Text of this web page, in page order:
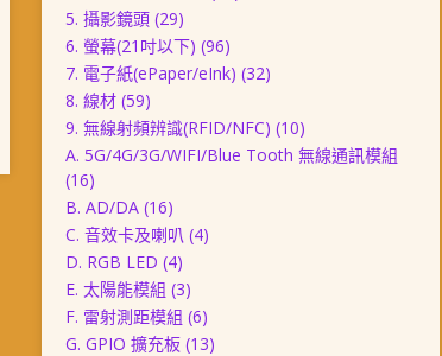
5. 攝影鏡頭 (29)
6. 螢幕(21吋以下) (96)
7. 電子紙(ePaper/eInk) (32)
8. 線材 (59)
9. 無線射頻辨識(RFID/NFC) (10)
A. 5G/4G/3G/WIFI/Blue Tooth 無線通訊模組
(16)
B. AD/DA (16)
C. 音效卡及喇叭 (4)
D. RGB LED (4)
E. 太陽能模組 (3)
F. 雷射測距模組 (6)
G. GPIO 擴充板 (13)